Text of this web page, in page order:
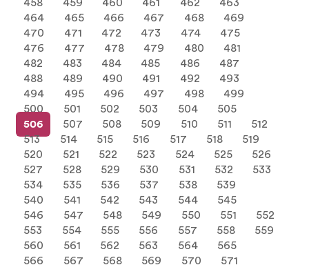
458 459 460 461 462
463
464
465 466 467 468
469
470
471 472 473 474
475
476
477 478 479 480
481
482
483 484 485 486
487
488
489 490 491 492
493
494
495 496 497 498
499
500
501 502 503 504
505
506
507 508 509 510 511
512
513
514 515 516 517 518
519
520
521 522 523 524 525
526
527
528 529 530 531 532
533
534
535 536 537 538
539
540
541 542 543 544
545
546
547 548 549 550 551
552
553
554 555 556 557 558
559
560
561 562 563 564
565
566
567 568 569 570
571